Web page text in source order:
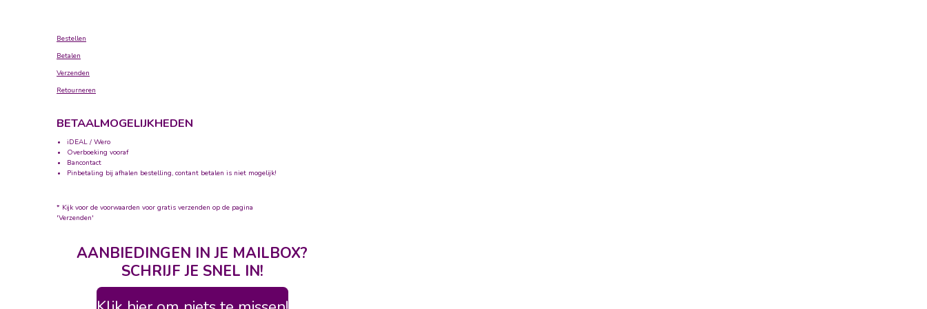
Bestellen
Betalen
Verzenden
Retourneren
BETAALMOGELIJKHEDEN
iDEAL / Wero
Overboeking vooraf
Bancontact
Pinbetaling bij afhalen bestelling, contant betalen is niet mogelijk!
* Kijk voor de voorwaarden voor gratis verzenden op de pagina
'Verzenden'
AANBIEDINGEN IN JE MAILBOX?
SCHRIJF JE SNEL IN!